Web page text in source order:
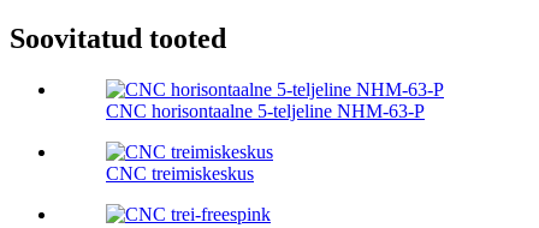
Soovitatud tooted
CNC horisontaalne 5-teljeline NHM-63-P
CNC treimiskeskus